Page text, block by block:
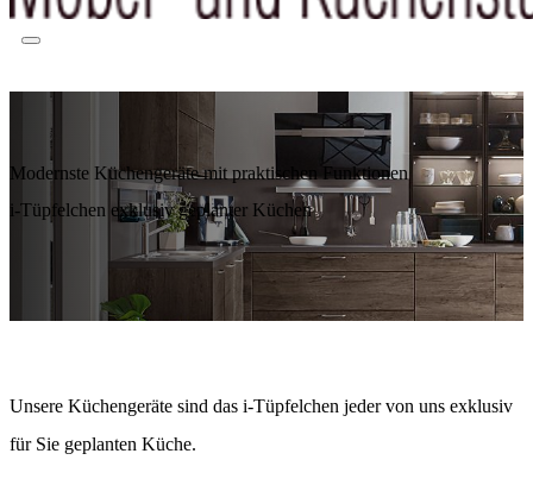
Modernste Küchengeräte mit praktischen Funktionen
i-Tüpfelchen exklusiv geplanter Küchen
Unsere Küchengeräte sind das i-Tüpfelchen jeder von uns exklusiv
für Sie geplanten Küche.